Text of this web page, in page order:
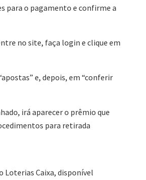
para o pagamento e confirme a
no site, faça login e clique em
e, depois, em “conferir
irá aparecer o prêmio que
para retirada
Loterias Caixa, disponível